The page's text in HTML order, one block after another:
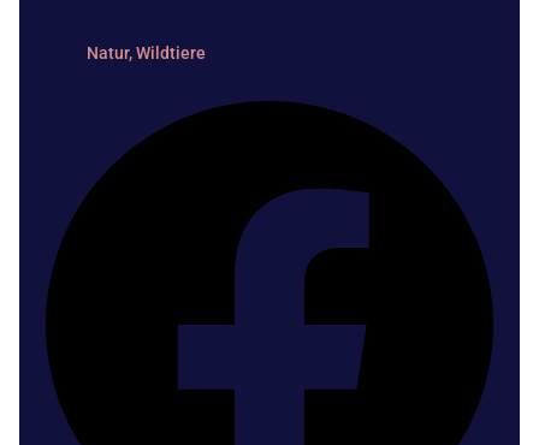
Natur,Wildtiere